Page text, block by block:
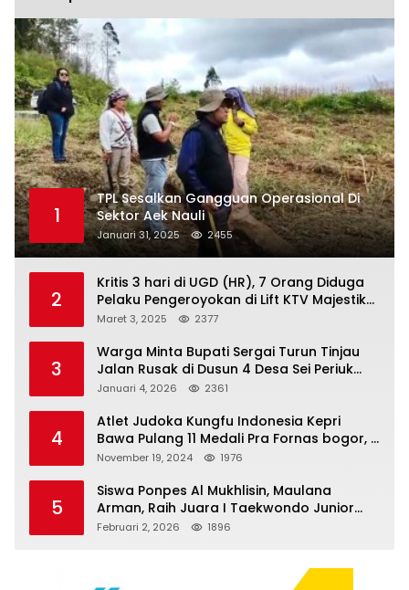
1
TPL Sesalkan Gangguan Operasional Di
Sektor Aek Nauli
Januari 31, 2025 2455
2
Kritis 3 hari di UGD (HR), 7 Orang Diduga
Pelaku Pengeroyokan di Lift KTV Majestik
Melenggang Bebas, Kantor Hukum JAP
Tanjungpinang
Maret 3, 2025 2377
3
Warga Minta Bupati Sergai Turun Tinjau
Jalan Rusak di Dusun 4 Desa Sei Periuk
Serdang Bedagai
Januari 4, 2026 2361
4
Atlet Judoka Kungfu Indonesia Kepri
Bawa Pulang 11 Medali Pra Fornas bogor, 3
Emas dan 8 Perunggu.
November 19, 2024 1976
5
Siswa Ponpes Al Mukhlisin, Maulana
Arman, Raih Juara I Taekwondo Junior
Putra di Riau National Championship 2026
Februari 2, 2026 1896